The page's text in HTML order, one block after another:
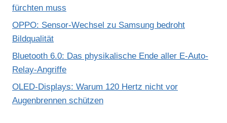
fürchten muss
OPPO: Sensor-Wechsel zu Samsung bedroht
Bildqualität
Bluetooth 6.0: Das physikalische Ende aller E-Auto-
Relay-Angriffe
OLED-Displays: Warum 120 Hertz nicht vor
Augenbrennen schützen